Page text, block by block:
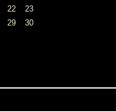
22
23
29
30